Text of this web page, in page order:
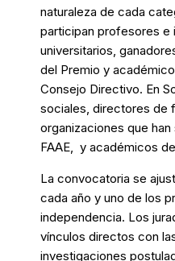
naturaleza de cada
participan profesores e
universitarios,
del Premio y
Consejo Directivo. En
sociales, directores de
organizaciones que
FAAE, y académicos
La convocatoria se
cada año y uno de los
independencia. Los
vínculos directos con
investigaciones